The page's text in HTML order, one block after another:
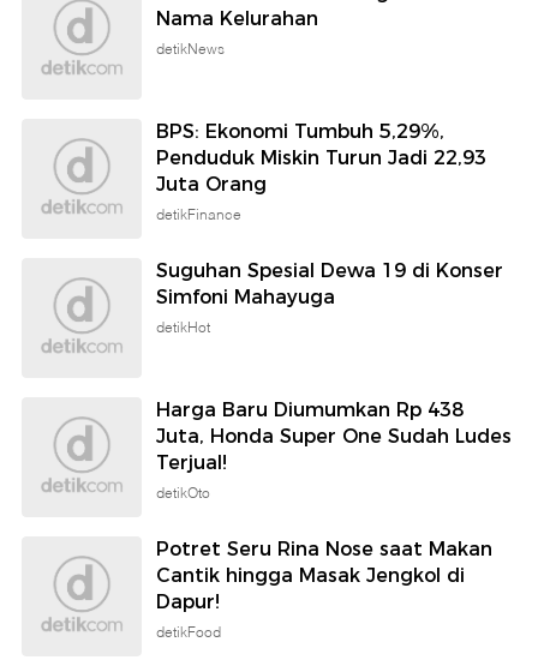
Nama Kelurahan
detikNews
BPS: Ekonomi Tumbuh 5,29%,
Penduduk Miskin Turun Jadi 22,93
Juta Orang
detikFinance
Suguhan Spesial Dewa 19 di Konser
Simfoni Mahayuga
detikHot
Harga Baru Diumumkan Rp 438
Juta, Honda Super One Sudah Ludes
Terjual!
detikOto
Potret Seru Rina Nose saat Makan
Cantik hingga Masak Jengkol di
Dapur!
detikFood